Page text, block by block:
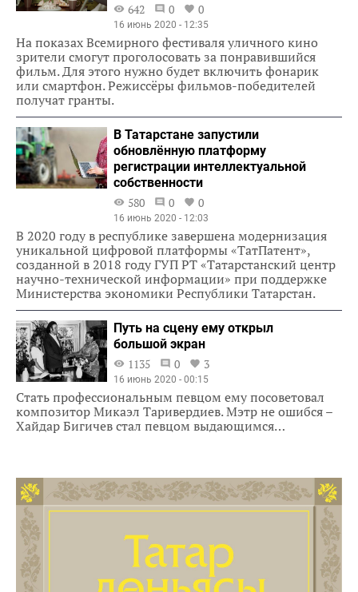
642
0 0
16 июнь 2020 - 12:35
На показах Всемирного фестиваля уличного кино
зрители смогут проголосовать за понравившийся
фильм. Для этого нужно будет включить фонарик
или смартфон. Режиссёры фильмов-победителей
получат гранты.
В Татарстане запустили
обновлённую платформу
регистрации интеллектуальной
собственности
580
0 0
16 июнь 2020 - 12:03
В 2020 году в республике завершена модернизация
уникальной цифровой платформы «ТатПатент»,
созданной в 2018 году ГУП РТ «Татарстанский центр
научно-технической информации» при поддержке
Министерства экономики Республики Татарстан.
Путь на сцену ему открыл
большой экран
1135
0 3
16 июнь 2020 - 00:15
Стать профессиональным певцом ему посоветовал
композитор Микаэл Таривердиев. Мэтр не ошибся –
Хайдар Бигичев стал певцом выдающимся…